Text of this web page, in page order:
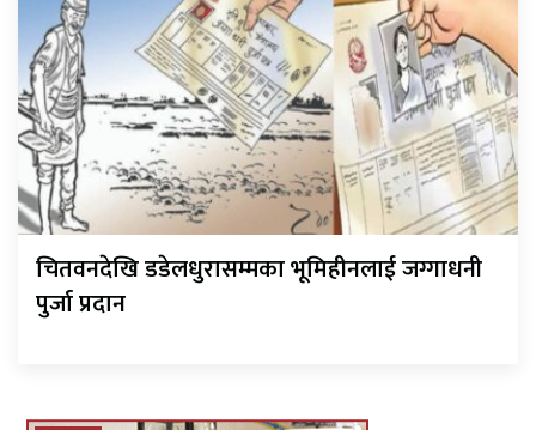
चितवनदेखि डडेलधुरासम्मका भूमिहीनलाई जग्गाधनी
पुर्जा प्रदान